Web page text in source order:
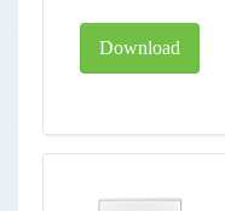
Download